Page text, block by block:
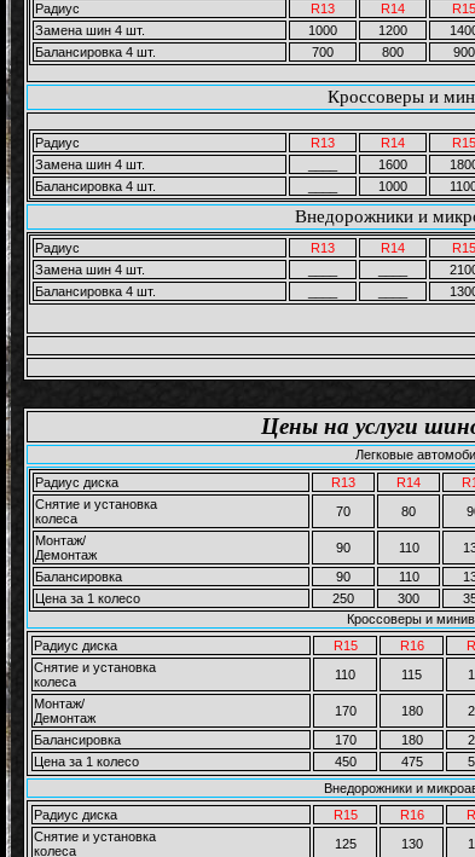
Радиус R13 R14 R15
Замена шин 4 шт.
1000 1200
Балансировка 4 шт.
700 800 900
Кроссоверы и
Радиус R13 R14 R15
Замена шин 4 шт.
1600
Балансировка 4 шт.
1000
Внедорожники и
Радиус R13 R14 R15
Замена шин 4 шт.
Балансировка 4 шт.
Цены на услуги
Легковые
Радиус диска
R13 R14
Снятие и установка
колеса
70 80
Монтаж/
Демонтаж
90 110
Балансировка
90 110
Цена за 1 колесо
250 300
Кроссоверы и
Радиус диска
R15 R16
Снятие и установка
колеса
110 115
Монтаж/
Демонтаж
170 180
Балансировка
170 180
Цена за 1 колесо
450 475
Внедорожники и
Радиус диска
R15 R16
Снятие и установка
колеса
125 130